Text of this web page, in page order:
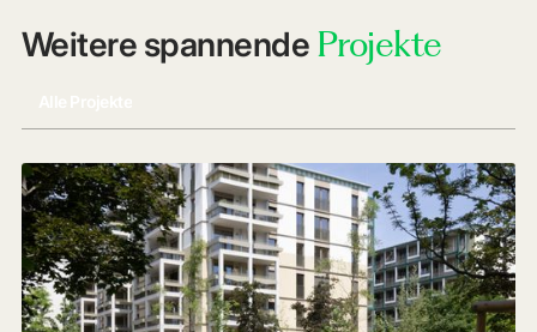
Weitere spannende Projekte